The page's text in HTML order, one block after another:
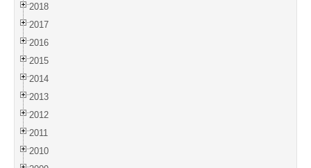
2018
2017
2016
2015
2014
2013
2012
2011
2010